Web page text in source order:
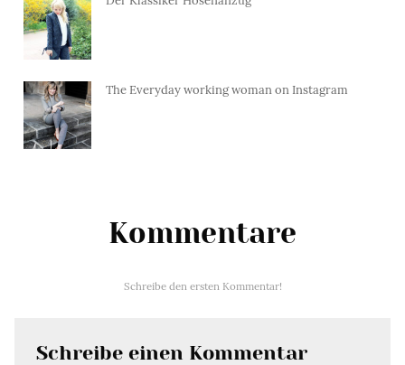
The Everyday working woman on Instagram
Kommentare
Schreibe den ersten Kommentar!
Schreibe einen Kommentar